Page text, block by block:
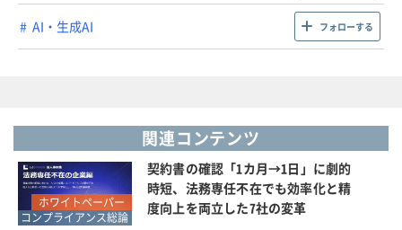
AI・生成AI フォローする
関連コンテンツ
ホワイトペーパー
コンプライアンス総論
契約書の確認「1カ月→1日」に劇的
時短、法務専任不在でも効率化と精
度向上を両立した7社の変革